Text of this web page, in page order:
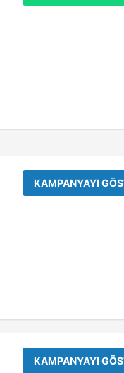
KAMPANYAYI
KAMPANYAYI